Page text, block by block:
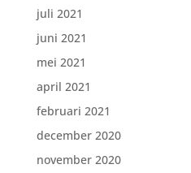
juli 2021
juni 2021
mei 2021
april 2021
februari 2021
december 2020
november 2020